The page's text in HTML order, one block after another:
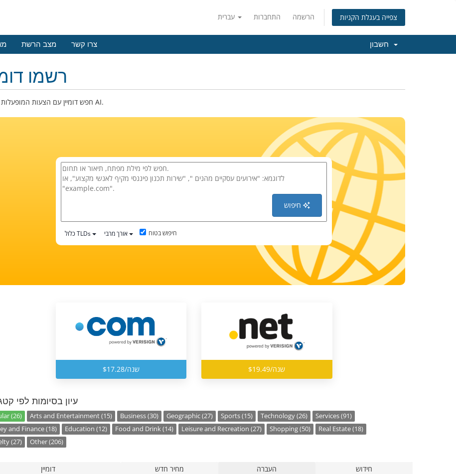
התחברות הרשמה צפייה בעגלת הקניות
מצב הרשת צרו קשר
רשמו
חפש דומיין עם הצעות המופעלות על ידי AI.
חיפוש
כלול TLDs אורך מרבי חיפוש בטוח
$17.28/שנה $19.49/שנה
עיון בסיומות לפי
(26) Arts and Entertainment (15) Business (30) Geographic (27) Sports (15) Technology (26)
Services (91)
and Finance (18)
Education (12) Food and Drink (14) Leisure and Recreation (27) Shopping (50)
Real Estate (18)
(27)
Other (206)
דומיין מחיר חדש העברה חידוש